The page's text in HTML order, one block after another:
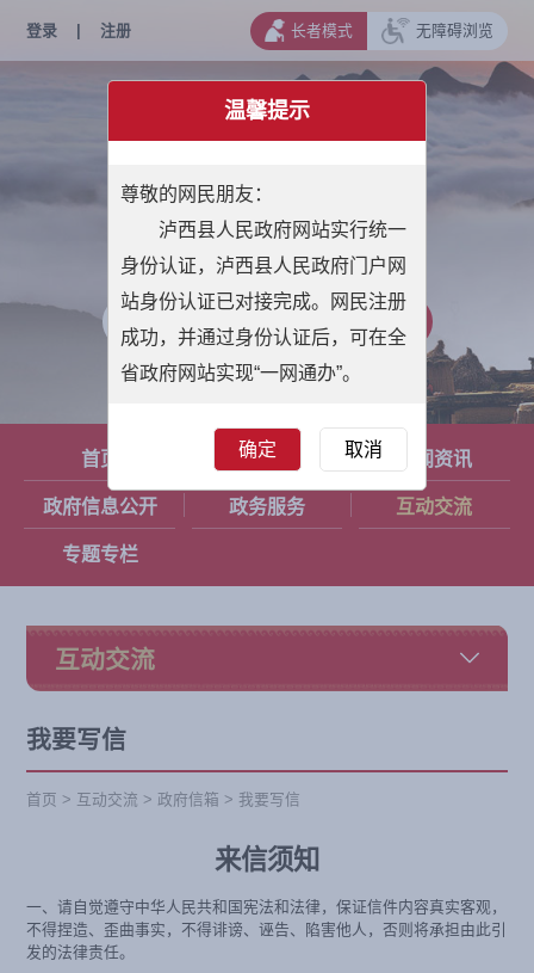
登录 | 注册 长者模式 无障碍浏览
首页 魅力泸西 新闻资讯
政府信息公开 政务服务 互动交流
专题专栏
互动交流
我要写信
首页 > 互动交流 > 政府信箱 > 我要写信
来信须知
一、请自觉遵守中华人民共和国宪法和法律，保证信件内容真实客观，
不得捏造、歪曲事实，不得诽谤、诬告、陷害他人，否则将承担由此引
发的法律责任。
温馨提示
尊敬的网民朋友：
泸西县人民政府网站实行统一
身份认证，泸西县人民政府门户网
站身份认证已对接完成。网民注册
成功，并通过身份认证后，可在全
省政府网站实现“一网通办”。
确定 取消